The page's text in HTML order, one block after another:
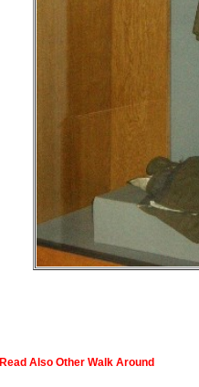
Read Also Other Walk Around